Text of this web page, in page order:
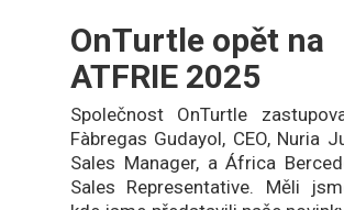
OnTurtle opět na
ATFRIE 2025
Společnost OnTurtle
Fàbregas Gudayol, CEO, Nuria
Sales Manager, a África
Sales Representative. Měli